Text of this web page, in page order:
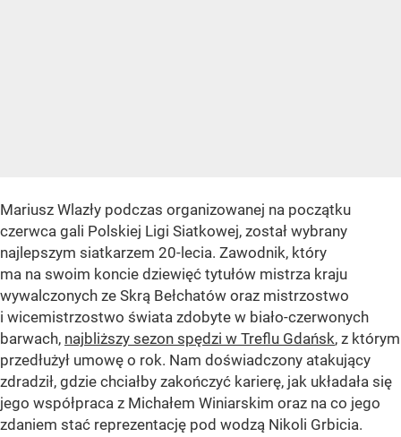
Mariusz Wlazły podczas organizowanej na początku
czerwca gali Polskiej Ligi Siatkowej, został wybrany
najlepszym siatkarzem 20-lecia. Zawodnik, który
ma na swoim koncie dziewięć tytułów mistrza kraju
wywalczonych ze Skrą Bełchatów oraz mistrzostwo
i wicemistrzostwo świata zdobyte w biało-czerwonych
barwach, najbliższy sezon spędzi w Treflu Gdańsk, z którym
przedłużył umowę o rok. Nam doświadczony atakujący
zdradził, gdzie chciałby zakończyć karierę, jak układała się
jego współpraca z Michałem Winiarskim oraz na co jego
zdaniem stać reprezentację pod wodzą Nikoli Grbicia.